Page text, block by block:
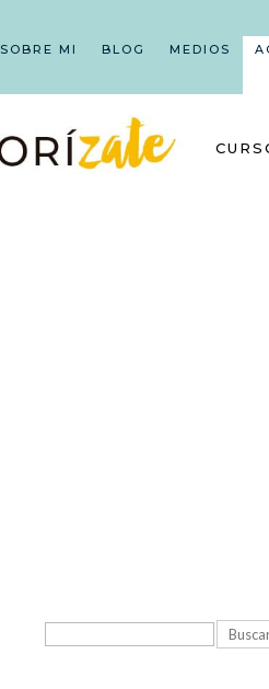
SOBRE MI BLOG MEDIOS